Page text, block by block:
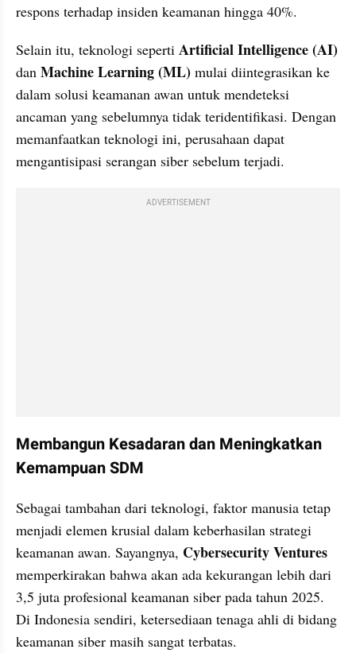
respons terhadap insiden keamanan hingga 40%.
Selain itu, teknologi seperti Artificial Intelligence (AI)
dan Machine Learning (ML) mulai diintegrasikan ke
dalam solusi keamanan awan untuk mendeteksi
ancaman yang sebelumnya tidak teridentifikasi. Dengan
memanfaatkan teknologi ini, perusahaan dapat
mengantisipasi serangan siber sebelum terjadi.
ADVERTISEMENT
Membangun Kesadaran dan Meningkatkan
Kemampuan SDM
Sebagai tambahan dari teknologi, faktor manusia tetap
menjadi elemen krusial dalam keberhasilan strategi
keamanan awan. Sayangnya, Cybersecurity Ventures
memperkirakan bahwa akan ada kekurangan lebih dari
3,5 juta profesional keamanan siber pada tahun 2025.
Di Indonesia sendiri, ketersediaan tenaga ahli di bidang
keamanan siber masih sangat terbatas.